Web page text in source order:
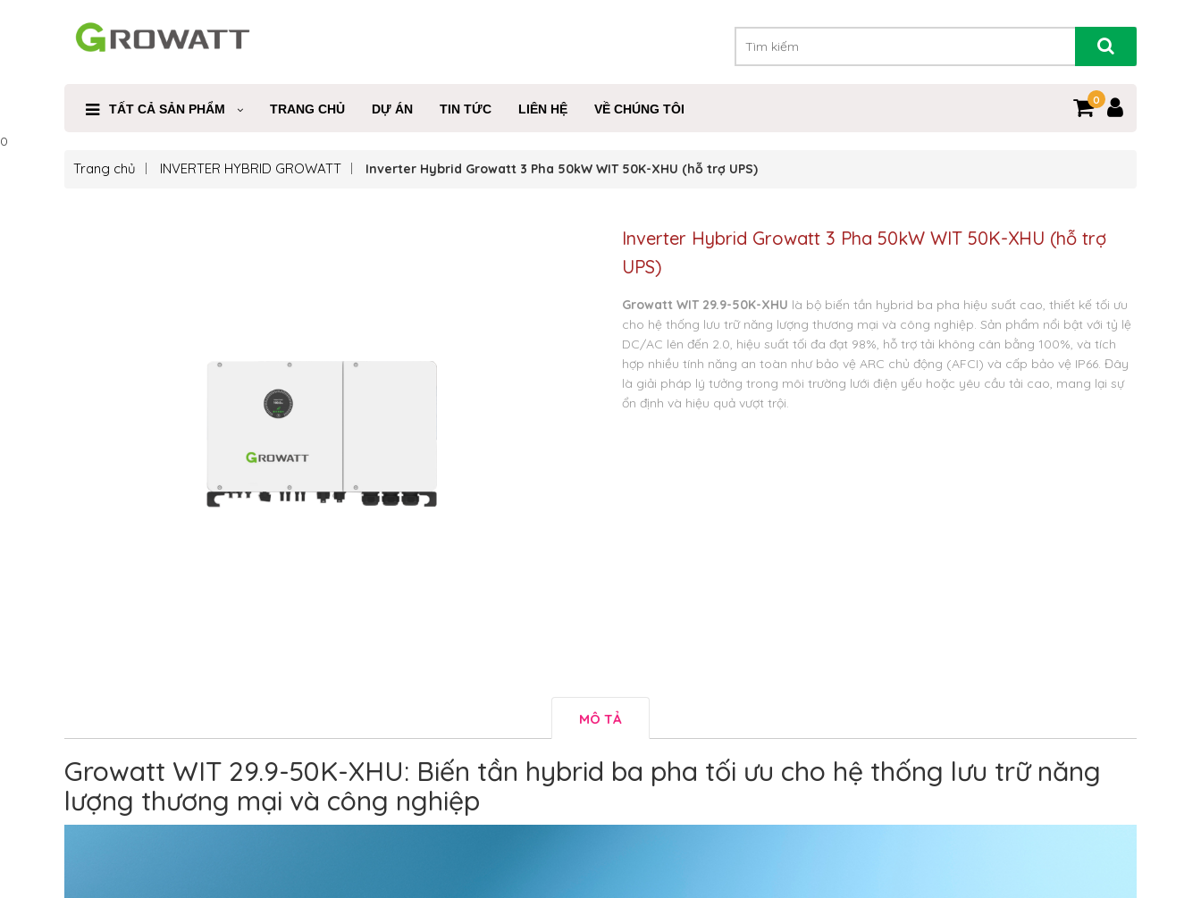
TẤT CẢ SẢN PHẨM TRANG CHỦ DỰ ÁN TIN TỨC LIÊN HỆ VỀ CHÚNG TÔI
0
0
Trang chủ INVERTER HYBRID GROWATT Inverter Hybrid Growatt 3 Pha 50kW WIT 50K-XHU (hỗ trợ UPS)
Inverter Hybrid Growatt 3 Pha 50kW WIT 50K-XHU (hỗ trợ
UPS)
Growatt WIT 29.9-50K-XHU là bộ biến tần hybrid ba pha hiệu suất cao, thiết kế tối ưu
cho hệ thống lưu trữ năng lượng thương mại và công nghiệp. Sản phẩm nổi bật với tỷ lệ
DC/AC lên đến 2.0, hiệu suất tối đa đạt 98%, hỗ trợ tải không cân bằng 100%, và tích
hợp nhiều tính năng an toàn như bảo vệ ARC chủ động (AFCI) và cấp bảo vệ IP66. Đây
là giải pháp lý tưởng trong môi trường lưới điện yếu hoặc yêu cầu tải cao, mang lại sự
ổn định và hiệu quả vượt trội.
MÔ TẢ
Growatt WIT 29.9-50K-XHU: Biến tần hybrid ba pha tối ưu cho hệ thống lưu trữ năng
lượng thương mại và công nghiệp